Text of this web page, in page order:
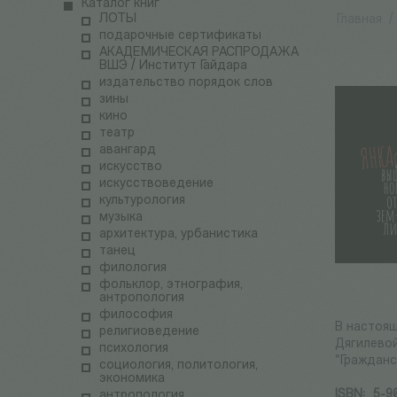
Каталог книг
ЛОТЫ
подарочные сертификаты
АКАДЕМИЧЕСКАЯ РАСПРОДАЖА
ВШЭ / Институт Гайдара
издательство порядок слов
зины
кино
театр
авангард
искусство
искусствоведение
культурология
музыка
архитектура, урбанистика
танец
филология
фольклор, этнография,
антропология
философия
религиоведение
психология
социология, политология,
экономика
В